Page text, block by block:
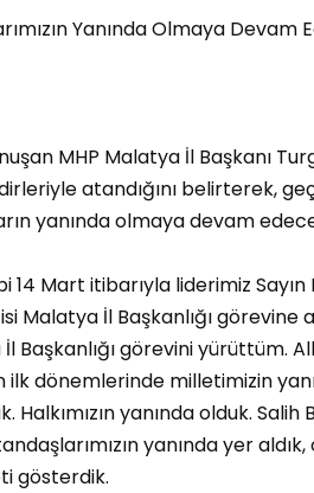
Yanında Olmaya Devam
MHP Malatya İl Başkanı
atandığını belirterek,
yanında olmaya devam
14 Mart itibarıyla liderimiz
Malatya İl Başkanlığı görevine
Başkanlığı görevini yürüttüm.
ilk dönemlerinde milletimizin
yanında olduk.
yanında yer aldık,
gösterdik.